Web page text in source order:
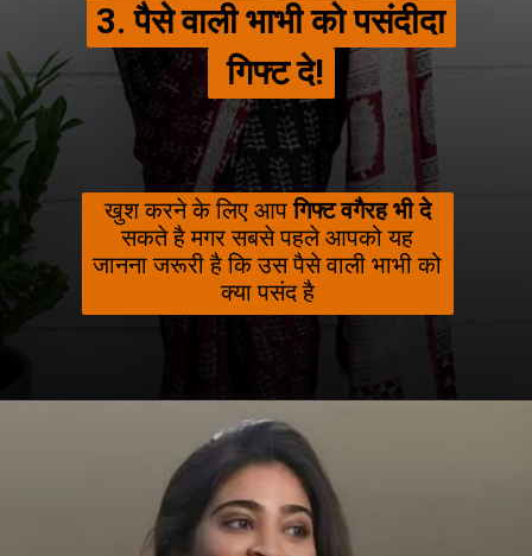
3. पैसे वाली भाभी को पसंदीदा
गिफ्ट दे!
3. पैसे वाली भाभी को पसंदीदा
गिफ्ट दे!
खुश करने के लिए आपगिफ्ट वगैरह भी दे
सकते है मगर सबसे पहले आपको यह
जानना जरूरी है कि उस पैसे वाली भाभी को
क्या पसंद है